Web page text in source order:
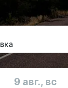
9 авг., вс